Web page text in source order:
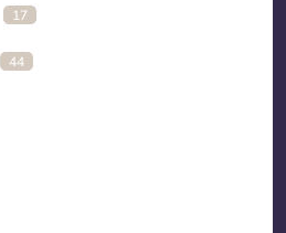
17
44